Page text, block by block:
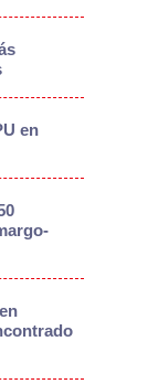
en